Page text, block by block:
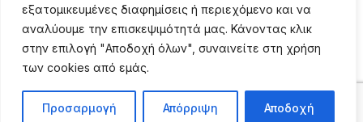
εξατομικευμένες διαφημίσεις ή περιεχόμενο και να
αναλύουμε την επισκεψιμότητά μας. Κάνοντας κλικ
στην επιλογή "Αποδοχή όλων", συναινείτε στη χρήση
των cookies από εμάς.
Προσαρμογή Απόρριψη Αποδοχή
Copyright ©2026Million
Reserved. Κατασκευή
Webgrams